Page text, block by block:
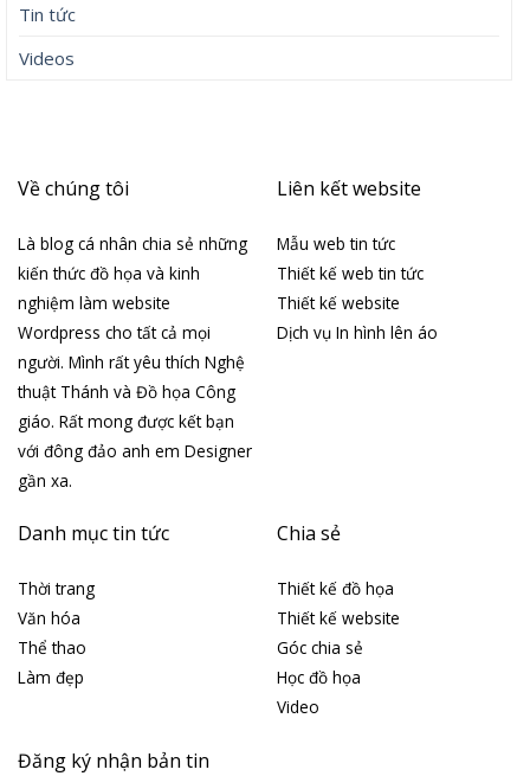
Tin tức
Videos
Về chúng tôi
Là blog cá nhân chia sẻ những
kiến thức đồ họa và kinh
nghiệm làm website
Wordpress cho tất cả mọi
người. Mình rất yêu thích Nghệ
thuật Thánh và Đồ họa Công
giáo. Rất mong được kết bạn
với đông đảo anh em Designer
gần xa.
Liên kết website
Mẫu web tin tức
Thiết kế web tin tức
Thiết kế website
Dịch vụ In hình lên áo
Danh mục tin tức
Thời trang
Văn hóa
Thể thao
Làm đẹp
Chia sẻ
Thiết kế đồ họa
Thiết kế website
Góc chia sẻ
Học đồ họa
Video
Đăng ký nhận bản tin